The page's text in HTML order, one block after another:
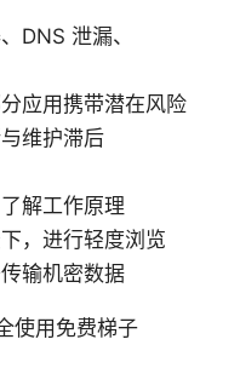
DNS 泄漏、
应用携带潜在风险
维护滞后
解工作原理
，进行轻度浏览
输机密数据
使用免费梯子